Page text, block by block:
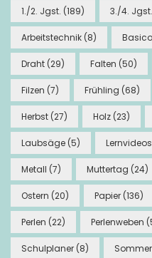
1./2. Jgst. (189) 3./4. Jgst.
Arbeitstechnik (8)
Draht (29) Falten (50)
Filzen (7) Frühling (68)
Herbst (27) Holz (23)
Laubsäge (5) Lernvideos
Metall (7) Muttertag (24)
Ostern (20) Papier (136)
Perlen (22) Perlenweben
Schulplaner (8) Sommer